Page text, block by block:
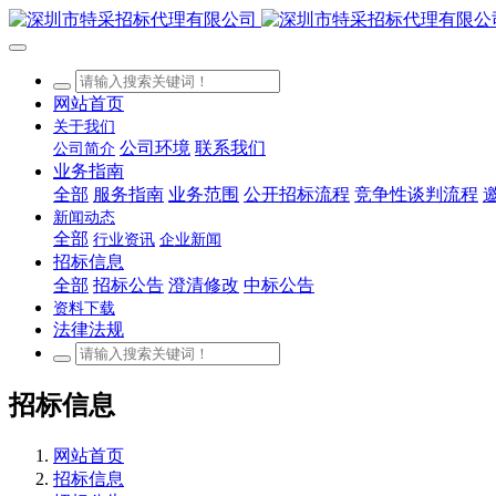
网站首页
关于我们
公司简介 公司环境 联系我们
业务指南
全部 服务指南 业务范围 公开招标流程 竞争性谈判流程
新闻动态
全部 行业资讯 企业新闻
招标信息
全部 招标公告 澄清修改 中标公告
资料下载
法律法规
招标信息
网站首页
招标信息